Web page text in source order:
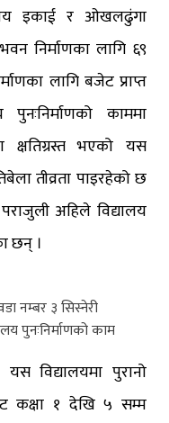
इकाई र ओखलढुंगा
निर्माणका लागि ६९
लागि बजेट प्राप्त
काममा
भएको यस
तीव्रता पाइरहेको छ
अहिले विद्यालय
छन् ।
नम्बर ३ सिस्नेरी
पुनःनिर्माणको काम
विद्यालयमा पुरानो
कक्षा १ देखि ५ सम्म